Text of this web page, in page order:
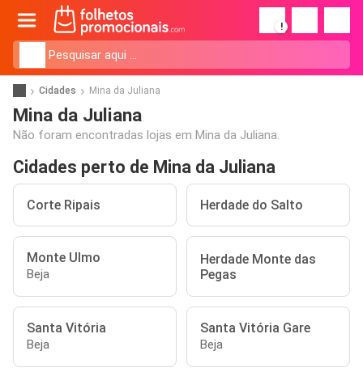
!
Cidades Mina da Juliana
Mina da Juliana
Não foram encontradas lojas em Mina da Juliana.
Cidades perto de Mina da Juliana
Corte Ripais Herdade do Salto
Monte Ulmo
Beja
Herdade Monte das
Pegas
Santa Vitória
Beja
Santa Vitória Gare
Beja